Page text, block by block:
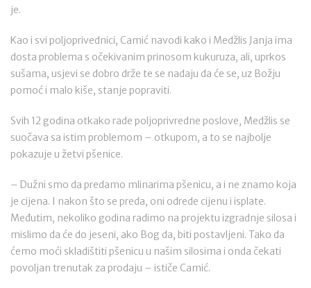
je.
Kao i svi poljoprivednici, Camić navodi kako i Medžlis Janja ima
dosta problema s očekivanim prinosom kukuruza, ali, uprkos
sušama, usjevi se dobro drže te se nadaju da će se, uz Božju
pomoć i malo kiše, stanje popraviti.
Svih 12 godina otkako rade poljoprivredne poslove, Medžlis se
suočava sa istim problemom – otkupom, a to se najbolje
pokazuje u žetvi pšenice.
– Dužni smo da predamo mlinarima pšenicu, a i ne znamo koja
je cijena. I nakon što se preda, oni odrede cijenu i isplate.
Međutim, nekoliko godina radimo na projektu izgradnje silosa i
mislimo da će do jeseni, ako Bog da, biti postavljeni. Tako da
ćemo moći skladištiti pšenicu u našim silosima i onda čekati
povoljan trenutak za prodaju – ističe Camić.